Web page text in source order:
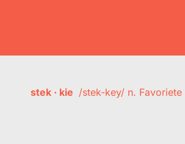
stek · kie /stek-key/ n.